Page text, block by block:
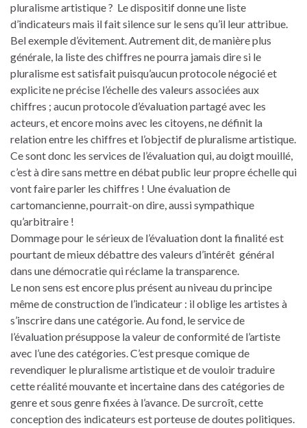
pluralisme artistique ? Le dispositif donne une liste
d’indicateurs mais il fait silence sur le sens qu’il leur attribue.
Bel exemple d’évitement. Autrement dit, de manière plus
générale, la liste des chiffres ne pourra jamais dire si le
pluralisme est satisfait puisqu’aucun protocole négocié et
explicite ne précise l’échelle des valeurs associées aux
chiffres ; aucun protocole d’évaluation partagé avec les
acteurs, et encore moins avec les citoyens, ne définit la
relation entre les chiffres et l’objectif de pluralisme artistique.
Ce sont donc les services de l’évaluation qui, au doigt mouillé,
c’est à dire sans mettre en débat public leur propre échelle qui
vont faire parler les chiffres ! Une évaluation de
cartomancienne, pourrait-on dire, aussi sympathique
qu’arbitraire !
Dommage pour le sérieux de l’évaluation dont la finalité est
pourtant de mieux débattre des valeurs d’intérêt général
dans une démocratie qui réclame la transparence.
Le non sens est encore plus présent au niveau du principe
même de construction de l’indicateur : il oblige les artistes à
s’inscrire dans une catégorie. Au fond, le service de
l’évaluation présuppose la valeur de conformité de l’artiste
avec l’une des catégories. C’est presque comique de
revendiquer le pluralisme artistique et de vouloir traduire
cette réalité mouvante et incertaine dans des catégories de
genre et sous genre fixées à l’avance. De surcroît, cette
conception des indicateurs est porteuse de doutes politiques.